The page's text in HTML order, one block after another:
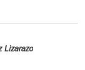
Lizarazo